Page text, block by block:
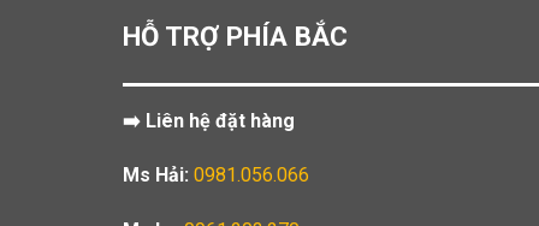
HỖ TRỢ PHÍA BẮC
➡️ Liên hệ đặt hàng
Ms Hải: 0981.056.066